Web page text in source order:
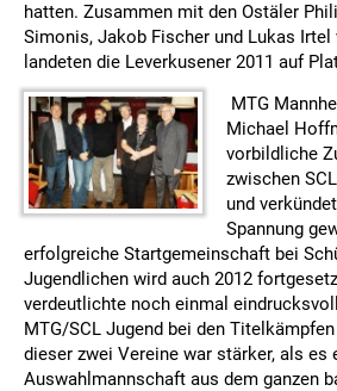
hatten. Zusammen mit den Ostäler
Simonis, Jakob Fischer und Lukas Irtel
landeten die Leverkusener 2011 auf
MTG
Michael
vorbildliche
zwischen
und
Spannung
erfolgreiche Startgemeinschaft bei
Jugendlichen wird auch 2012
verdeutlichte noch einmal
MTG/SCL Jugend bei den
dieser zwei Vereine war stärker, als es
Auswahlmannschaft aus dem ganzen